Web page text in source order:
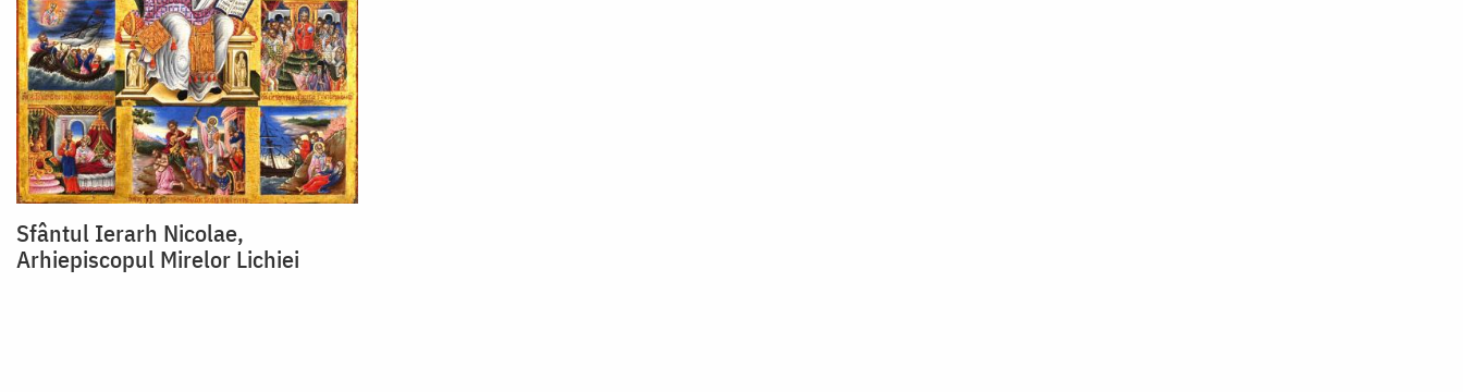
Sfântul Ierarh Nicolae,
Arhiepiscopul Mirelor Lichiei